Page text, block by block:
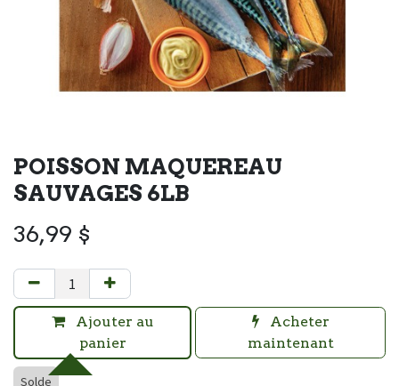
POISSON MAQUEREAU
SAUVAGES 6LB
36,99 $
Ajouter au
panier
Acheter
maintenant
Solde